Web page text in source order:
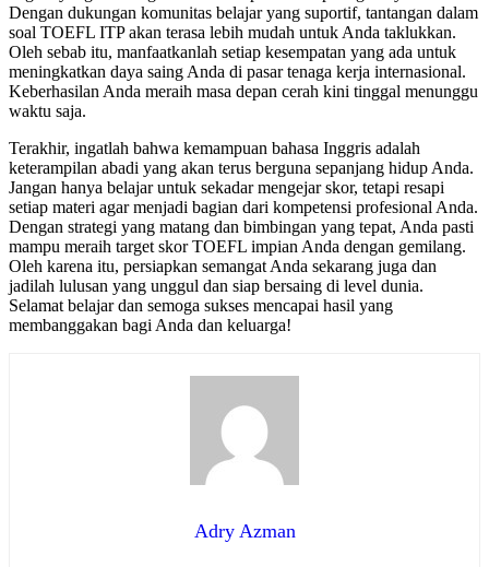
Dengan dukungan komunitas belajar yang suportif, tantangan dalam
soal TOEFL ITP akan terasa lebih mudah untuk Anda taklukkan.
Oleh sebab itu, manfaatkanlah setiap kesempatan yang ada untuk
meningkatkan daya saing Anda di pasar tenaga kerja internasional.
Keberhasilan Anda meraih masa depan cerah kini tinggal menunggu
waktu saja.
Terakhir, ingatlah bahwa kemampuan bahasa Inggris adalah
keterampilan abadi yang akan terus berguna sepanjang hidup Anda.
Jangan hanya belajar untuk sekadar mengejar skor, tetapi resapi
setiap materi agar menjadi bagian dari kompetensi profesional Anda.
Dengan strategi yang matang dan bimbingan yang tepat, Anda pasti
mampu meraih target skor TOEFL impian Anda dengan gemilang.
Oleh karena itu, persiapkan semangat Anda sekarang juga dan
jadilah lulusan yang unggul dan siap bersaing di level dunia.
Selamat belajar dan semoga sukses mencapai hasil yang
membanggakan bagi Anda dan keluarga!
Adry Azman